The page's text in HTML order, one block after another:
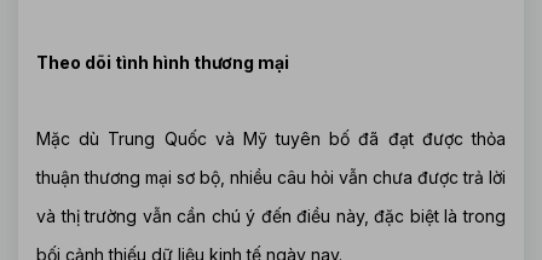
Theo dõi tình hình thương mại
Mặc dù Trung Quốc và Mỹ tuyên bố đã đạt được thỏa
thuận thương mại sơ bộ, nhiều câu hỏi vẫn chưa được trả lời
và thị trường vẫn cần chú ý đến điều này, đặc biệt là trong
bối cảnh thiếu dữ liệu kinh tế ngày nay.